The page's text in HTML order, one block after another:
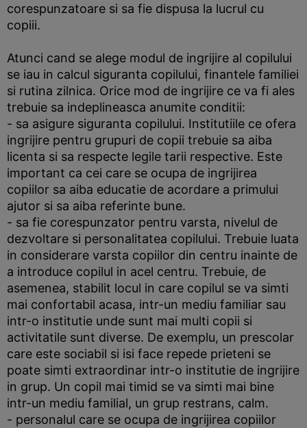
corespunzatoare si sa fie dispusa la lucrul cu
copiii.
Atunci cand se alege modul de ingrijire al copilului
se iau in calcul siguranta copilului, finantele familiei
si rutina zilnica. Orice mod de ingrijire ce va fi ales
trebuie sa indeplineasca anumite conditii:
- sa asigure siguranta copilului. Institutiile ce ofera
ingrijire pentru grupuri de copii trebuie sa aiba
licenta si sa respecte legile tarii respective. Este
important ca cei care se ocupa de ingrijirea
copiilor sa aiba educatie de acordare a primului
ajutor si sa aiba referinte bune.
- sa fie corespunzator pentru varsta, nivelul de
dezvoltare si personalitatea copilului. Trebuie luata
in considerare varsta copiilor din centru inainte de
a introduce copilul in acel centru. Trebuie, de
asemenea, stabilit locul in care copilul se va simti
mai confortabil acasa, intr-un mediu familiar sau
intr-o institutie unde sunt mai multi copii si
activitatile sunt diverse. De exemplu, un prescolar
care este sociabil si isi face repede prieteni se
poate simti extraordinar intr-o institutie de ingrijire
in grup. Un copil mai timid se va simti mai bine
intr-un mediu familial, un grup restrans, calm.
- personalul care se ocupa de ingrijirea copiilor